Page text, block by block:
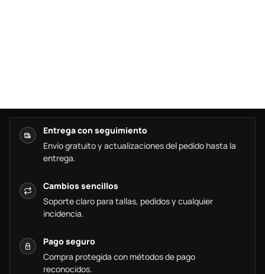
Entrega con seguimiento
Envío gratuito y actualizaciones del pedido hasta la
entrega.
Cambios sencillos
Soporte claro para tallas, pedidos y cualquier
incidencia.
Pago seguro
Compra protegida con métodos de pago
reconocidos.